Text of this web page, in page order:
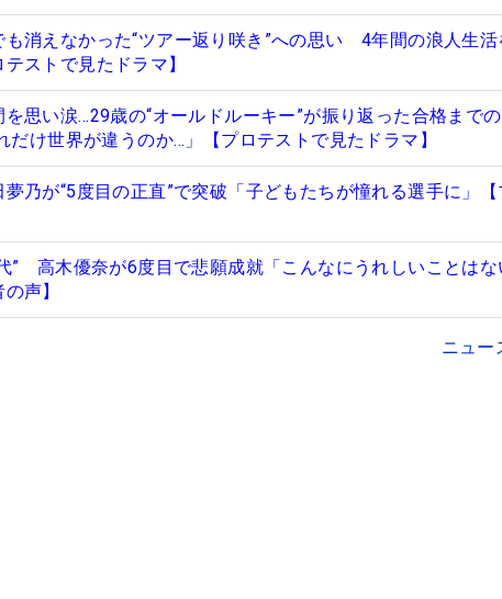
も消えなかった“ツアー返り咲き”への思い 4年間の浪人生
ストで見たドラマ】
思い涙…29歳の“オールドルーキー”が振り返った合格まで
け世界が違うのか…」【プロテストで見たドラマ】
乃が“5度目の正直”で突破「子どもたちが憧れる選手に」
” 高木優奈が6度目で悲願成就「こんなにうれしいことはな
声】
ニュー